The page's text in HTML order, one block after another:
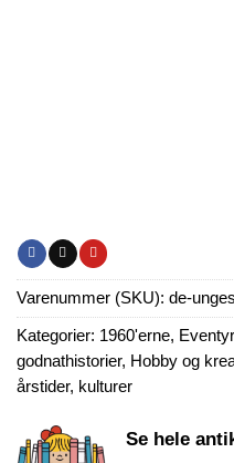
Varenummer (SKU): de-
Kategorier: 1960'erne,
godnathistorier, Hobby og
årstider, kulturer
Se hele